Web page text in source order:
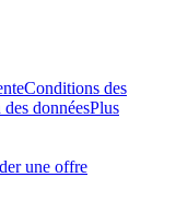
Conditions des
donnéesPlus
une offre